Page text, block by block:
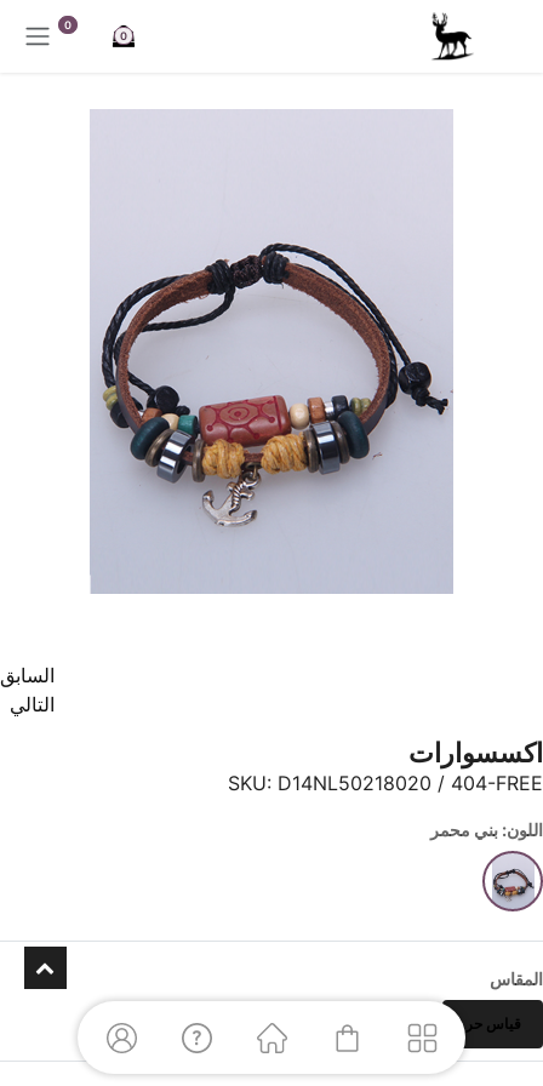
تخطي للذهاب إلى المحتوى
0
0
السابق
التالي
اكسسوارات
SKU: D14NL50218020 / 404-FREE
اللون: بني محمر
المقاس
قياس حر